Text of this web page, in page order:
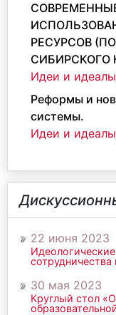
РЕСУРСОВ
СИБИРСКОГО
Идеи и
Реформы и
системы.
Идеи и
22 июня 2023
30 мая 2023
Круглый стол